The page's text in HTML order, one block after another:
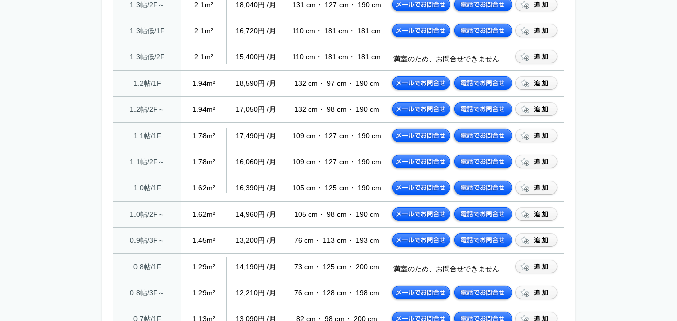
1.3帖/2F～ 2.1m² 18,040円 /月 131 cm・ 127 cm・ 190 cm
1.3帖低/1F 2.1m² 16,720円 /月 110 cm・ 181 cm・ 181 cm
1.3帖低/2F 2.1m² 15,400円 /月 110 cm・ 181 cm・ 181 cm 満室のため、お問合せできません
1.2帖/1F 1.94m² 18,590円 /月 132 cm・ 97 cm・ 190 cm
1.2帖/2F～ 1.94m² 17,050円 /月 132 cm・ 98 cm・ 190 cm
1.1帖/1F 1.78m² 17,490円 /月 109 cm・ 127 cm・ 190 cm
1.1帖/2F～ 1.78m² 16,060円 /月 109 cm・ 127 cm・ 190 cm
1.0帖/1F 1.62m² 16,390円 /月 105 cm・ 125 cm・ 190 cm
1.0帖/2F～ 1.62m² 14,960円 /月 105 cm・ 98 cm・ 190 cm
0.9帖/3F～ 1.45m² 13,200円 /月 76 cm・ 113 cm・ 193 cm
0.8帖/1F 1.29m² 14,190円 /月 73 cm・ 125 cm・ 200 cm 満室のため、お問合せできません
0.8帖/3F～ 1.29m² 12,210円 /月 76 cm・ 128 cm・ 198 cm
0.7帖/1F 1.13m² 13,090円 /月 82 cm・ 98 cm・ 200 cm